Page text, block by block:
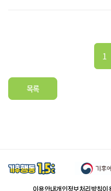
1
목록
이용안내개인정보처리방침이